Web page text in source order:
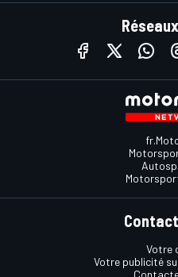
Votre
Votre publicité